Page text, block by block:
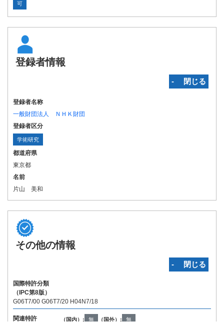
可
登録者情報
‐ 閉じる
登録者名称
一般財団法人 ＮＨＫ財団
登録者区分
学術研究
都道府県
東京都
名前
片山 美和
その他の情報
‐ 閉じる
国際特許分類
（IPC第8版）
G06T7/00 G06T7/20 H04N7/18
関連特許 （国内）: 無 （国外）: 無